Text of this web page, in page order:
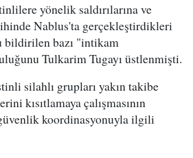
yönelik saldırılarına ve
Nablus'ta gerçekleştirdikleri
bildirilen bazı "intikam
Tulkarim Tugayı üstlenmişti.
silahlı grupları yakın takibe
kısıtlamaya çalışmasının
koordinasyonuyla ilgili